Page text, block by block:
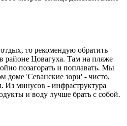
то рекомендую обратить
районе Цовагуха. Там на пляже
позагорать и поплавать. Мы
доме 'Севанские зори' - чисто,
Из минусов - инфраструктура
и воду лучше брать с собой.